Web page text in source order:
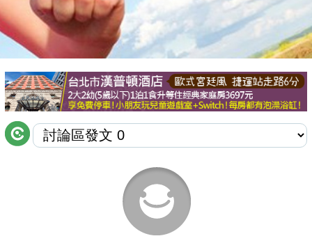
商家合作
推薦景點
討論區
聯絡我們